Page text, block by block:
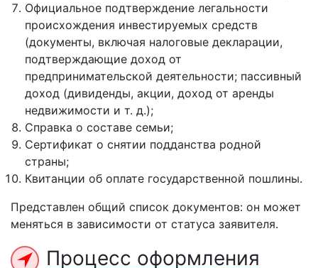
Официальное подтверждение легальности
происхождения инвестируемых средств
(документы, включая налоговые декларации,
подтверждающие доход от
предпринимательской деятельности; пассивный
доход (дивиденды, акции, доход от аренды
недвижимости и т. д.);
Справка о составе семьи;
Сертификат о снятии подданства родной
страны;
Квитанции об оплате государственной пошлины.
Представлен общий список документов: он может
меняться в зависимости от статуса заявителя.
Процесс оформления